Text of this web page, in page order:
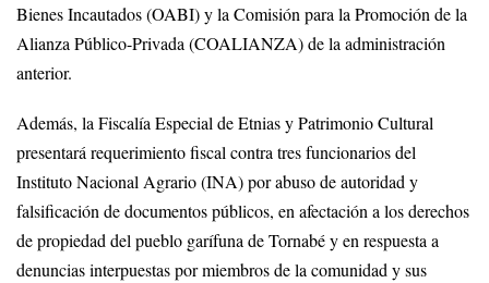
Bienes Incautados (OABI) y la Comisión para la Promoción de la
Alianza Público-Privada (COALIANZA) de la administración
anterior.
Además, la Fiscalía Especial de Etnias y Patrimonio Cultural
presentará requerimiento fiscal contra tres funcionarios del
Instituto Nacional Agrario (INA) por abuso de autoridad y
falsificación de documentos públicos, en afectación a los derechos
de propiedad del pueblo garífuna de Tornabé y en respuesta a
denuncias interpuestas por miembros de la comunidad y sus